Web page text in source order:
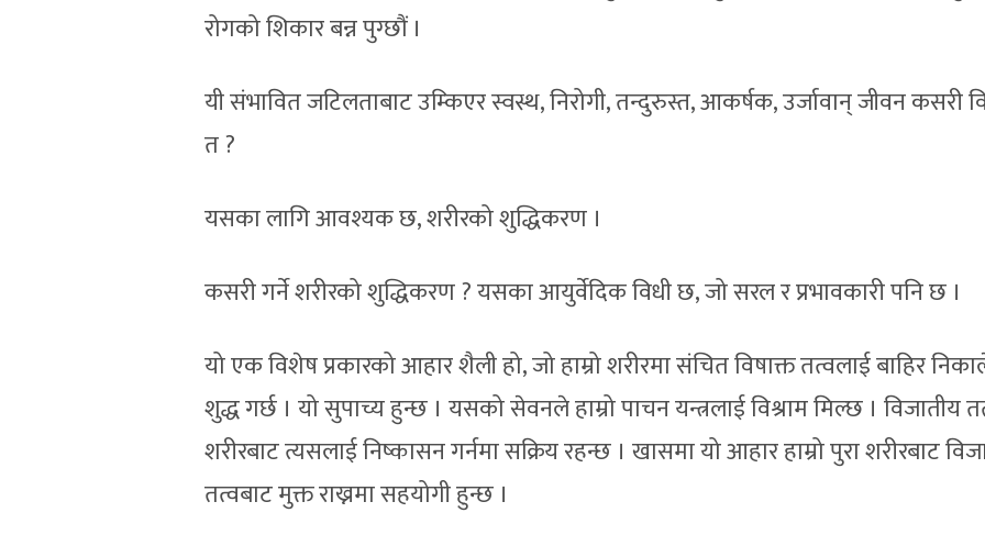
रोगको शिकार बन्न पुग्छौं ।
यी संभावित जटिलताबाट उम्किएर स्वस्थ, निरोगी, तन्दुरुस्त, आकर्षक, उर्जावान् जीवन कसरी
त ?
यसका लागि आवश्यक छ, शरीरको शुद्धिकरण ।
कसरी गर्ने शरीरको शुद्धिकरण ? यसका आयुर्वेदिक विधी छ, जो सरल र प्रभावकारी पनि छ ।
यो एक विशेष प्रकारको आहार शैली हो, जो हाम्रो शरीरमा संचित विषाक्त तत्वलाई बाहिर
शुद्ध गर्छ । यो सुपाच्य हुन्छ । यसको सेवनले हाम्रो पाचन यन्त्रलाई विश्राम मिल्छ । विजातीय
शरीरबाट त्यसलाई निष्कासन गर्नमा सक्रिय रहन्छ । खासमा यो आहार हाम्रो पुरा शरीरबाट
तत्वबाट मुक्त राख्नमा सहयोगी हुन्छ ।